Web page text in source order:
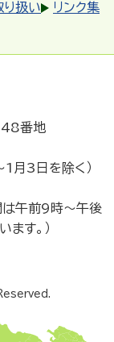
扱い
リンク集
番地
月3日を除く）
は午前9時～午後
す。）